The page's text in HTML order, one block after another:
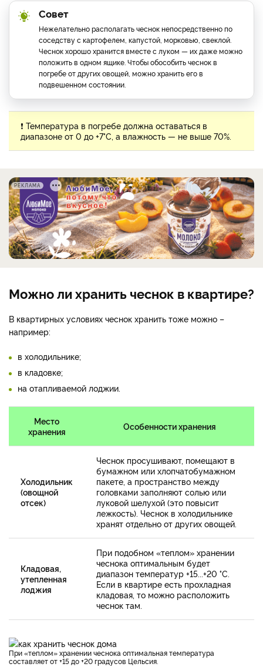
Совет
Нежелательно располагать чеснок непосредственно по
соседству с картофелем, капустой, морковью, свеклой.
Чеснок хорошо хранится вместе с луком — их даже можно
положить в одном ящике. Чтобы обособить чеснок в
погребе от других овощей, можно хранить его в
подвешенном состоянии.
❗ Температура в погребе должна оставаться в
диапазоне от 0 до +7°С, а влажность — не выше 70%.
РЕКЛАМА
Можно ли хранить чеснок в квартире?
В квартирных условиях чеснок хранить тоже можно –
например:
в холодильнике;
в кладовке;
на отапливаемой лоджии.
Место
хранения
Особенности хранения
Холодильник
(овощной
отсек)
Чеснок просушивают, помещают в
бумажном или хлопчатобумажном
пакете, а пространство между
головками заполняют солью или
луковой шелухой (это повысит
лежкость). Чеснок в холодильнике
хранят отдельно от других овощей.
Кладовая,
утепленная
лоджия
При подобном «теплом» хранении
чеснока оптимальным будет
диапазон температур +15...+20 °С.
Если в квартире есть прохладная
кладовая, то можно расположить
чеснок там.
При «теплом» хранении чеснока оптимальная температура
составляет от +15 до +20 градусов Цельсия.